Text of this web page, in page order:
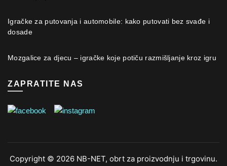
Igračke za putovanja i automobile: kako putovati bez svađe i
dosade
Mozgalice za djecu – igračke koje potiču razmišljanje kroz igru
ZAPRATITE NAS
Copyright © 2026 NB-NET, obrt za proizvodnju i trgovinu.